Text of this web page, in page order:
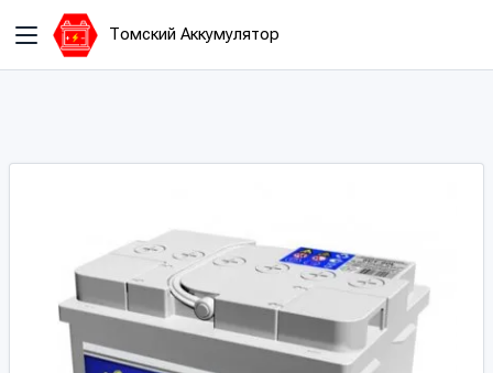
Томский Аккумулятор